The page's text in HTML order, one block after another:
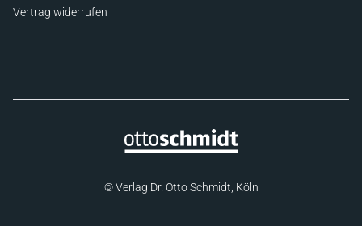
Vertrag widerrufen
© Verlag Dr. Otto Schmidt, Köln